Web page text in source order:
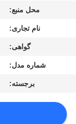
کیفیت
بگیرید
محل منبع:
نام تجاری:
گواهی:
شماره مدل:
برجسته: